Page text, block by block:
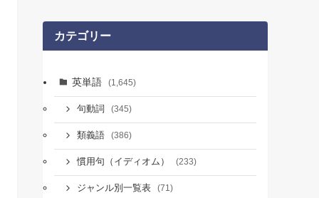
カテゴリー
英単語 (1,645)
句動詞 (345)
類義語 (386)
慣用句（イディオム） (233)
ジャンル別一覧表 (71)